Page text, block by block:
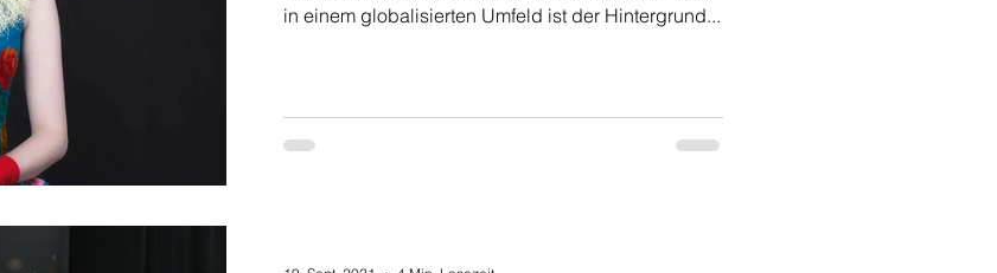
in einem globalisierten Umfeld ist der Hintergrund...